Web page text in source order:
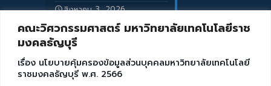
คณะวิศวกรรมศาสตร์ มหาวิทยาลัยเทคโนโลยีราช
มงคลธัญบุรี
เรื่อง นโยบายคุ้มครองข้อมูลส่วนบุคคลมหาวิทยาลัยเทคโนโลยี
ราชมงคลธัญบุรี พ.ศ. 2566
สิงหาคม 3, 2026